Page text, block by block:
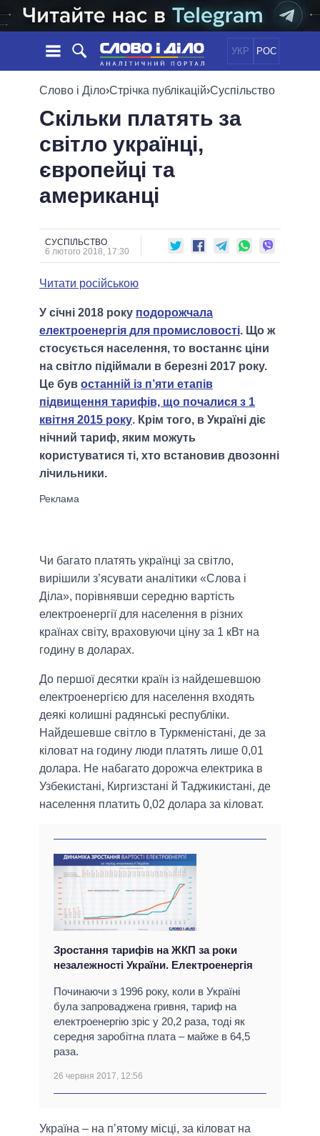
УКР РОС
НОВИНИ
СТРІЧКА
ПОДІЇ
СТАТТІ
ДУМКИ
ОГЛЯДИ
ДАЙДЖЕСТИ
ПОЛІТИКА
ЕКОНОМІКА
СУСПІЛЬСТВО
ОБIЦЯНКИ
ПОЛIТИКИ
УСІ ПОЛІТИКИ
ПРЕЗИДЕНТ І ОФІС
ВЕРХОВНА РАДА
КАБІНЕТ МІНІСТРІВ
МЕРИ МІСТ
ВСІ ПЕРСОНИ
ІНФОГРАФІКА
ПІДТРИМАТИ
ПОРІВНЯННЯ ПОЛІТИКІВ
Слово і Діло›Стрічка публікацій›Суспільство
Скільки платять за
світло українці,
європейці та
американці
СУСПІЛЬСТВО
6 лютого 2018, 17:30
Читати російською
У січні 2018 року подорожчала
електроенергія для промисловості. Що ж
стосується населення, то востаннє ціни
на світло підіймали в березні 2017 року.
Це був останній із п’яти етапів
підвищення тарифів, що почалися з 1
квітня 2015 року. Крім того, в Україні діє
нічний тариф, яким можуть
користуватися ті, хто встановив двозонні
лічильники.
Чи багато платять українці за світло,
вирішили з’ясувати аналітики «Слова і
Діла», порівнявши середню вартість
електроенергії для населення в різних
країнах світу, враховуючи ціну за 1 кВт на
годину в доларах.
До першої десятки країн із найдешевшою
електроенергією для населення входять
деякі колишні радянські республіки.
Найдешевше світло в Туркменістані, де за
кіловат на годину люди платять лише 0,01
долара. Не набагато дорожча електрика в
Узбекистані, Киргизстані й Таджикистані, де
населення платить 0,02 долара за кіловат.
Зростання тарифів на ЖКП за роки
незалежності України. Електроенергія
Починаючи з 1996 року, коли в Україні
була запроваджена гривня, тариф на
електроенергію зріс у 20,2 раза, тоді як
середня заробітна плата – майже в 64,5
раза.
26 червня 2017, 12:56
Україна – на п’ятому місці, за кіловат на